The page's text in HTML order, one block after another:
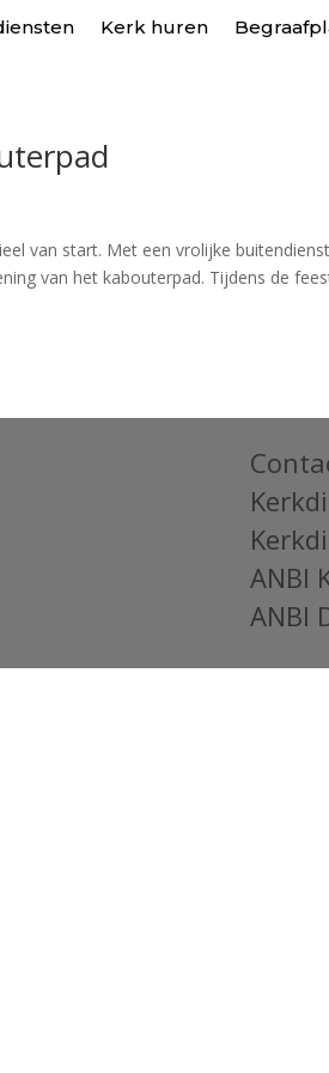
Kerk huren
van start. Met een vrolijke
van het kabouterpad. Tijdens de
ANBI
ANBI